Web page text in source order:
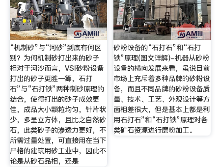
“机制砂”与“河砂”到底有何区
别？为何机制砂打出来的砂子
相对于河沙而言，VSI砂粉设备
打出的砂子更胜一筹，石打
石”与“石打铁”两种制砂原理的
结合，使得打出的砂子成效更
佳，成品大小颗粒均匀，针片状
少，多呈立方体，且比之自然砂
石，此类砂子的渗透力更好，不
所需过量处置，可直接用在当下
严格的建筑用砂工业中，因此不
论是从砂石品相，还是
砂粉设备的“石打石”和“石打
铁”原理(图文详解)-机器从砂粉
设备的横向发展来看，虽说目前
市场上充斥着多种品牌的砂粉设
备，而且不同品牌的砂粉设备质
量、技术、工艺、外观设计等方
面相差很大，但是基本上都是利
用石打石”和“石打铁”原理对各
类矿石资源进行磨粉加工。